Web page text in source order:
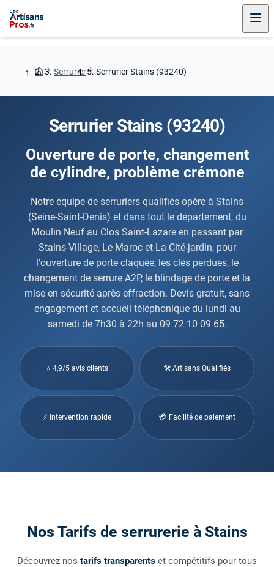
Serrurier Serrurier Stains (93240)
Serrurier Stains (93240)
Ouverture de porte, changement
de cylindre, problème crémone
Notre équipe de serruriers qualifiés opère à Stains
(Seine-Saint-Denis) et dans tout le département, du
Moulin Neuf au Clos Saint-Lazare en passant par
Stains-Village, Le Maroc et La Cité-jardin, pour
l'ouverture de porte claquée, les clés perdues, le
changement de serrure A2P, le blindage de porte et la
mise en sécurité après effraction. Devis gratuit, sans
engagement et accueil téléphonique du lundi au
samedi de 7h30 à 22h au 09 72 10 09 65.
⭐ 4,9/5 avis clients 🛠 Artisans Qualifiés
⚡ Intervention rapide 💳 Facilité de paiement
Nos Tarifs de serrurerie à Stains
Découvrez nos tarifs transparents et compétitifs pour tous